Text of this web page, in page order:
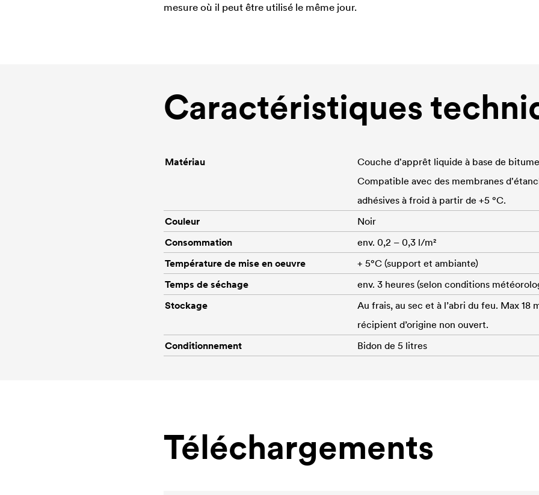
mesure où il peut être utilisé le même jour.
Caractéristiques
Matériau
Couche d'apprêt liquide à base de
Compatible avec des membranes
adhésives à froid à partir de +5 °C.
Couleur
Noir
Consommation
env. 0,2 – 0,3 l/m²
Température de mise en oeuvre
+ 5°C (support et ambiante)
Temps de séchage
env. 3 heures (selon conditions
Stockage
Au frais, au sec et à l’abri du feu. Max 18
récipient d’origine non ouvert.
Conditionnement
Bidon de 5 litres
Téléchargements